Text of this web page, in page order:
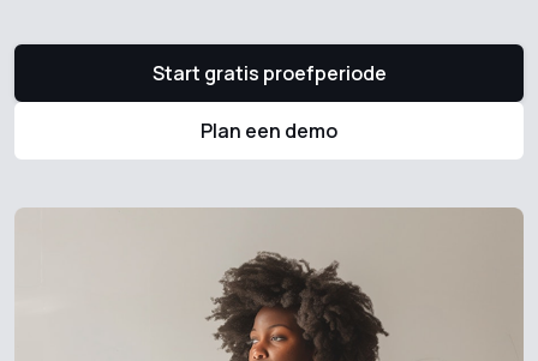
Start gratis proefperiode
Plan een demo